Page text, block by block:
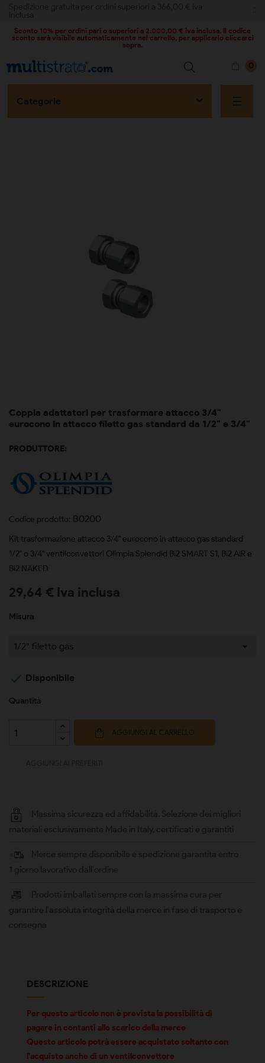
Sconto 10% per ordini pari o superiori a 2.000,00 € iva inclusa. Il codice
sconto sarà visibile automaticamente nel carrello, per applicarlo cliccarci
sopra.
0
Categorie ☰
Coppia adattatori per trasformare attacco 3/4"
eurocono in attacco filetto gas standard da 1/2" e 3/4"
PRODUTTORE:
Codice prodotto: B0200
Kit trasformazione attacco 3/4" eurocono in attacco gas standard
1/2" o 3/4" ventilconvettori Olimpia Splendid Bi2 SMART S1, Bi2 AIR e
Bi2 NAKED
29,64 € Iva inclusa
Misura
 Disponibile
Quantità
AGGIUNGI AL CARRELLO
DESCRIZIONE
Per questo articolo non è prevista la possibilità di
pagare in contanti allo scarico della merce
Questo articolo potrà essere acquistato soltanto con
l'acquisto anche di un ventilconvettore